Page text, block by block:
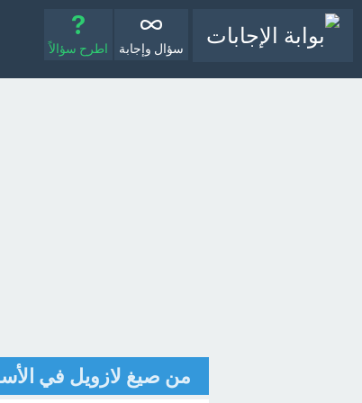
سؤال وإجابة اطرح سؤالاً
من صيغ لازويل في